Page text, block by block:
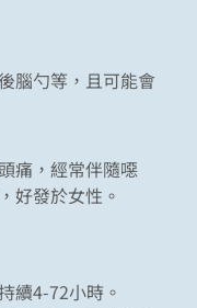
腦勺等，且可能會
痛，經常伴隨噁
好發於女性。
續4-72小時。